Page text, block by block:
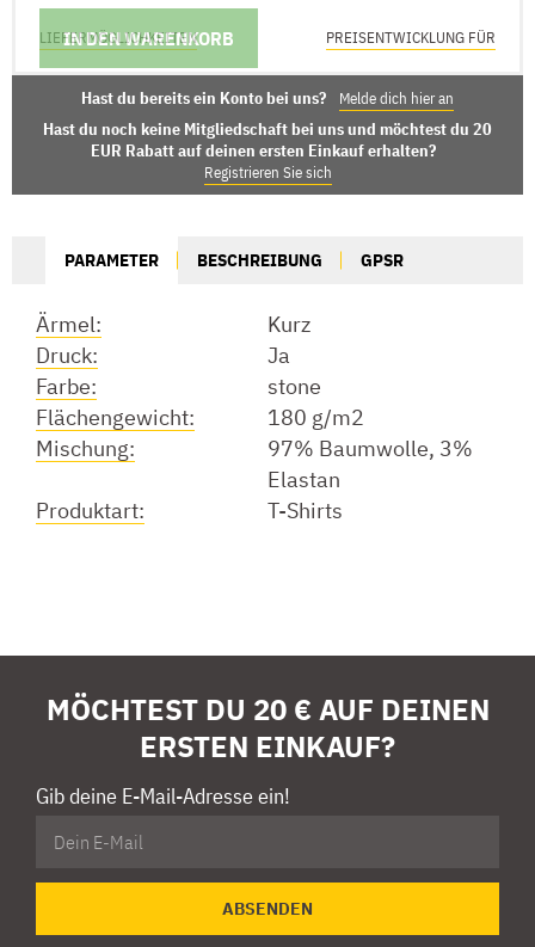
IN DEN WARENKORB
LIEFERMÖGLICHKEITEN PREISENTWICKLUNG FÜR
Hast du bereits ein Konto bei uns? Melde dich hier an
Hast du noch keine Mitgliedschaft bei uns und möchtest du 20
EUR Rabatt auf deinen ersten Einkauf erhalten?
Registrieren Sie sich
PARAMETER BESCHREIBUNG GPSR
Ärmel:
Kurz
Druck:
Ja
Farbe:
stone
Flächengewicht:
180 g/m2
Mischung:
97% Baumwolle, 3%
Elastan
Produktart:
T-Shirts
MÖCHTEST DU 20 € AUF DEINEN
ERSTEN EINKAUF?
Gib deine E-Mail-Adresse ein!
ABSENDEN